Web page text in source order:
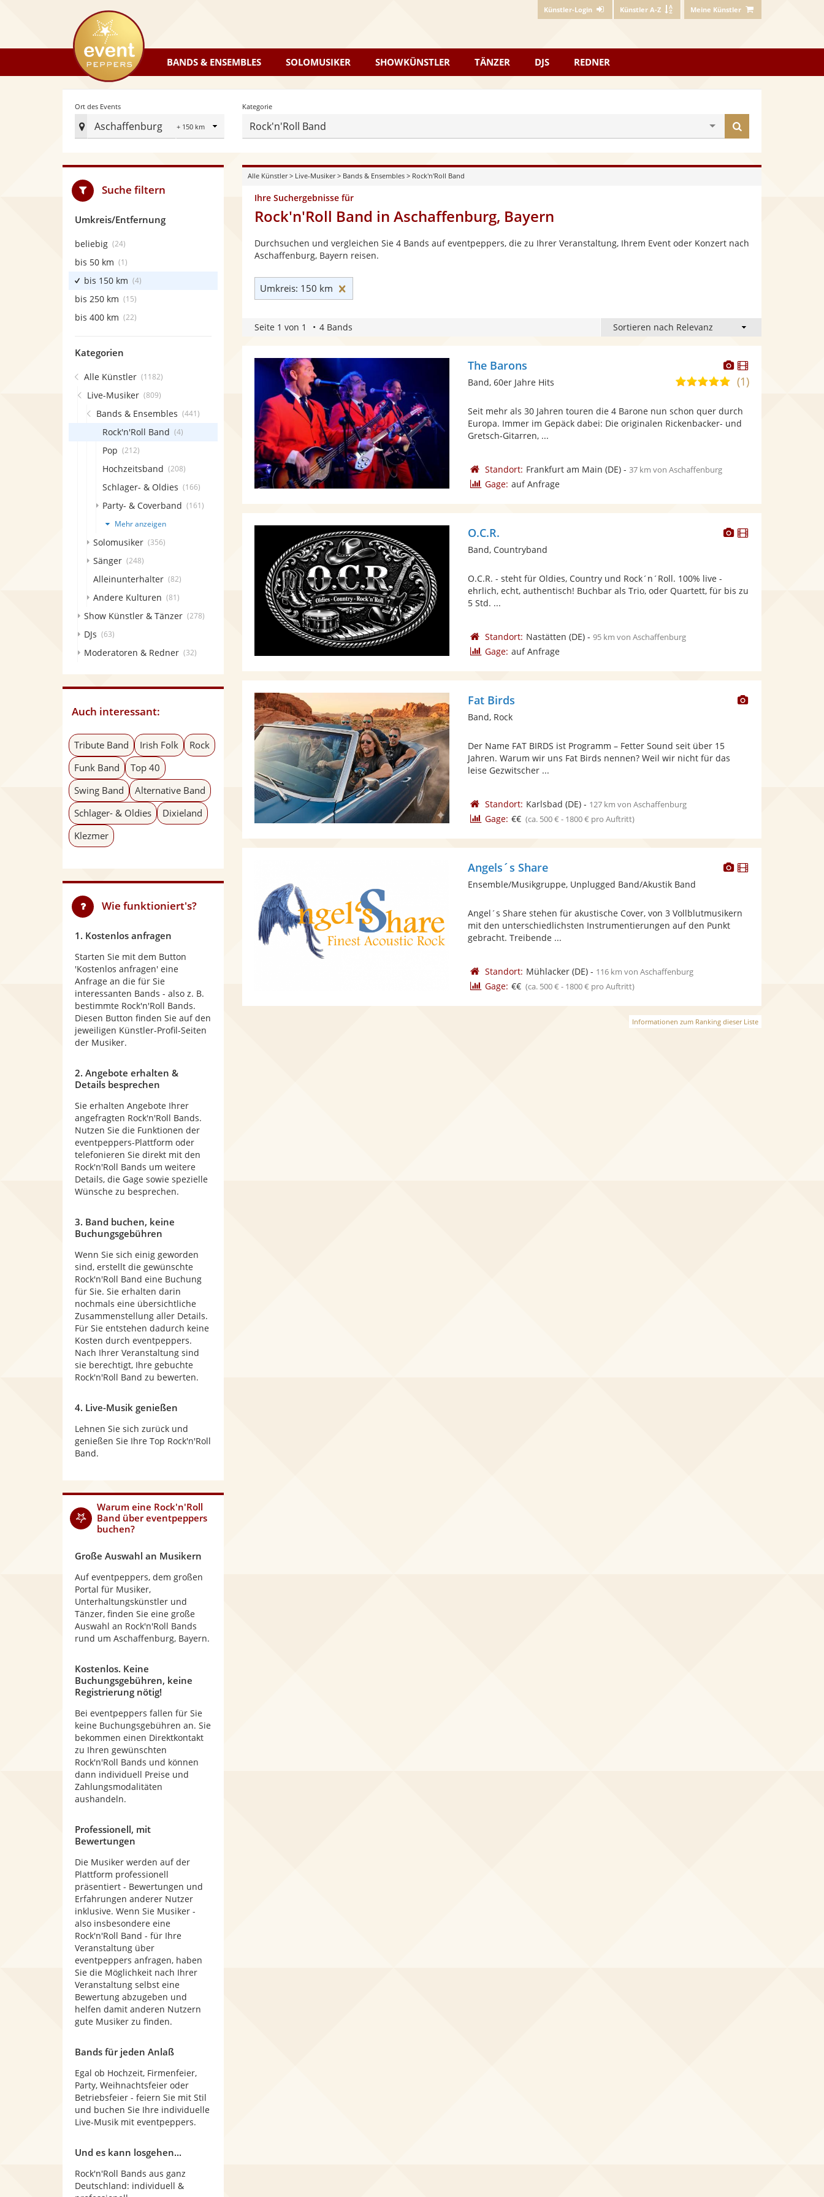
Künstler-Login Künstler A-Z Meine Künstler
eventpeppers
BANDS & ENSEMBLES SOLOMUSIKER SHOWKÜNSTLER TÄNZER DJS REDNER
Ort des Events
Aschaffenburg
Radius
Ort
Events
festlegen
Kategorie
Rock'n'Roll Band
finden
Alle Künstler> Live-Musiker> Bands & Ensembles> Rock'n'Roll Band
Ihre Suchergebnisse für
Rock'n'Roll Band in Aschaffenburg, Bayern
Durchsuchen und vergleichen Sie 4 Bands auf eventpeppers, die zu Ihrer Veranstaltung, Ihrem Event oder Konzert nach
Aschaffenburg, Bayern reisen.
Umkreis: 150 km
Seite 1 von 1 4 Bands
Dieser
Künstler
stellt
Fotos
bereit.
Dieser
Künstler
The Barons
5,0
5
Sternen
(1)
Band, 60er Jahre Hits
Seit mehr als 30 Jahren touren die 4 Barone nun schon quer durch
Europa. Immer im Gepäck dabei: Die originalen Rickenbacker- und
Gretsch-Gitarren, ...
Standort: Frankfurt am Main (DE)- 37 km von Aschaffenburg
Gage: auf Anfrage
DieserDieser
O.C.R.
Band, Countryband
O.C.R. - steht für Oldies, Country und Rock´n´Roll. 100% live -
ehrlich, echt, authentisch! Buchbar als Trio, oder Quartett, für bis zu
5 Std. ...
Standort: Nastätten (DE)- 95 km von Aschaffenburg
Gage: auf Anfrage
Dieser
Fat Birds
Band, Rock
Der Name FAT BIRDS ist Programm – Fetter Sound seit über 15
Jahren. Warum wir uns Fat Birds nennen? Weil wir nicht für das
leise Gezwitscher ...
Standort: Karlsbad (DE)- 127 km von Aschaffenburg
Gage: €€ (ca. 500 € - 1800 € pro Auftritt)
Dieser
bereit.
Dieser
Angels´s Share
Ensemble/Musikgruppe, Unplugged Band/Akustik Band
Angel´s Share stehen für akustische Cover, von 3 Vollblutmusikern
mit den unterschiedlichsten Instrumentierungen auf den Punkt
gebracht. Treibende ...
Standort: Mühlacker(DE)- 116 km von Aschaffenburg
Gage: €€ (ca. 500 € - 1800 € pro Auftritt)
Informationen zum Ranking dieser Liste
Suche filtern
Umkreis/Entfernung
beliebig (24)
bis 50 km (1)
bis 150 km (4)
bis 250 km (15)
bis 400 km (22)
Kategorien
Alle Künstler (1182)
Live-Musiker (809)
Bands & Ensembles (441)
Rock'n'Roll Band (4)
Pop (212)
Hochzeitsband (208)
Schlager- & Oldies (166)
Party- & Coverband (161)
Mehr anzeigen
Solomusiker (356)
Sänger (248)
Alleinunterhalter (82)
Andere Kulturen (81)
Show Künstler & Tänzer (278)
DJs (63)
Moderatoren & Redner (32)
Auch interessant:
Tribute Band Irish Folk
Rock
Funk Band
Top 40
Swing Band
Alternative Band
Schlager- & Oldies
Dixieland
Klezmer
Wie funktioniert's?
1. Kostenlos anfragen
Starten Sie mit dem Button
'Kostenlos anfragen' eine
Anfrage an die für Sie
interessanten Bands - also z. B.
bestimmte Rock'n'Roll Bands.
Diesen Button finden Sie auf den
jeweiligen Künstler-Profil-Seiten
der Musiker.
2. Angebote erhalten &
Details besprechen
Sie erhalten Angebote Ihrer
angefragten Rock'n'Roll Bands.
Nutzen Sie die Funktionen der
eventpeppers-Plattform oder
telefonieren Sie direkt mit den
Rock'n'Roll Bands um weitere
Details, die Gage sowie spezielle
Wünsche zu besprechen.
3. Band buchen, keine
Buchungsgebühren
Wenn Sie sich einig geworden
sind, erstellt die gewünschte
Rock'n'Roll Band eine Buchung
für Sie. Sie erhalten darin
nochmals eine übersichtliche
Zusammenstellung aller Details.
Für Sie entstehen dadurch keine
Kosten durch eventpeppers.
Nach Ihrer Veranstaltung sind
sie berechtigt, Ihre gebuchte
Rock'n'Roll Band zu bewerten.
4. Live-Musik genießen
Lehnen Sie sich zurück und
genießen Sie Ihre Top Rock'n'Roll
Band.
Warum eine Rock'n'Roll
Band über eventpeppers
buchen?
Große Auswahl an Musikern
Auf eventpeppers, dem großen
Portal für Musiker,
Unterhaltungskünstler und
Tänzer, finden Sie eine große
Auswahl an Rock'n'Roll Bands
rund um Aschaffenburg, Bayern.
Kostenlos. Keine
Buchungsgebühren, keine
Registrierung nötig!
Bei eventpeppers fallen für Sie
keine Buchungsgebühren an. Sie
bekommen einen Direktkontakt
zu Ihren gewünschten
Rock'n'Roll Bands und können
dann individuell Preise und
Zahlungsmodalitäten
aushandeln.
Professionell, mit
Bewertungen
Die Musiker werden auf der
Plattform professionell
präsentiert - Bewertungen und
Erfahrungen anderer Nutzer
inklusive. Wenn Sie Musiker -
also insbesondere eine
Rock'n'Roll Band - für Ihre
Veranstaltung über
eventpeppers anfragen, haben
Sie die Möglichkeit nach Ihrer
Veranstaltung selbst eine
Bewertung abzugeben und
helfen damit anderen Nutzern
gute Musiker zu finden.
Bands für jeden Anlaß
Egal ob Hochzeit, Firmenfeier,
Party, Weihnachtsfeier oder
Betriebsfeier - feiern Sie mit Stil
und buchen Sie Ihre individuelle
Live-Musik mit eventpeppers.
Und es kann losgehen...
Rock'n'Roll Bands aus ganz
Deutschland: individuell &